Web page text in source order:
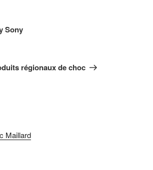
Sony
régionaux de choc
Maillard